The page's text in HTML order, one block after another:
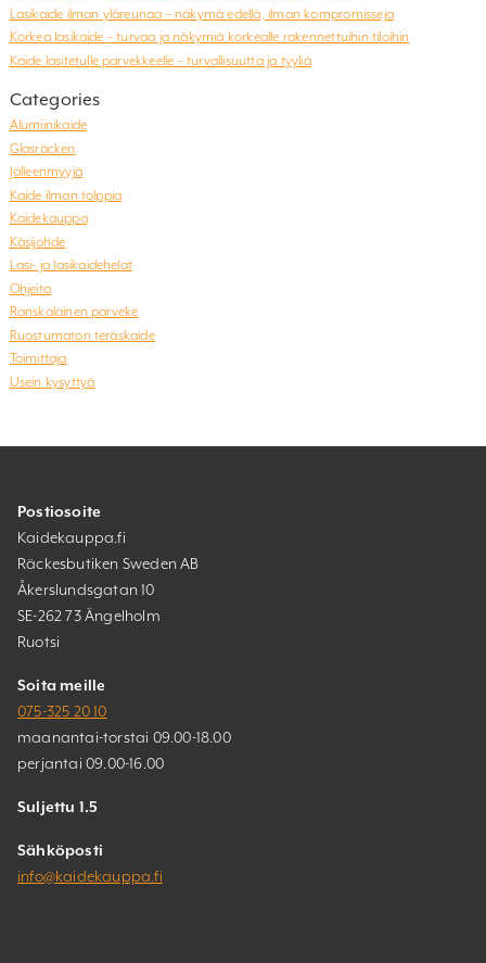
Lasikaide ilman yläreunaa – näkymä edellä, ilman kompromisseja
Korkea lasikaide – turvaa ja näkymiä korkealle rakennettuihin tiloihin
Kaide lasitetulle parvekkeelle – turvallisuutta ja tyyliä
Categories
Alumiinikaide
Glasräcken
Jälleenmyyjä
Kaide ilman tolppia
Kaidekauppa
Käsijohde
Lasi- ja lasikaidehelat
Ohjeita
Ranskalainen parveke
Ruostumaton teräskaide
Toimittaja
Usein kysyttyä
Postiosoite
Kaidekauppa.fi
Räckesbutiken Sweden AB
Åkerslundsgatan 10
SE-262 73 Ängelholm
Ruotsi
Soita meille
075-325 20 10
maanantai-torstai 09.00-18.00
perjantai 09.00-16.00
Suljettu 1.5
Sähköposti
info@kaidekauppa.fi